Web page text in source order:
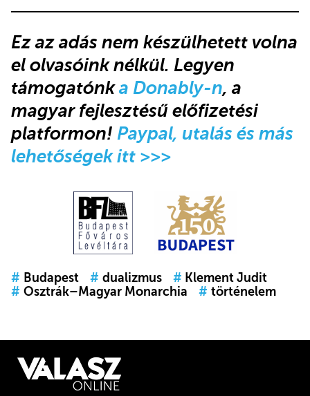
Ez az adás nem készülhetett volna
el olvasóink nélkül. Legyen
támogatónka Donably-n, a
magyar fejlesztésű előfizetési
platformon! Paypal, utalás és más
lehetőségek itt >>>
# Budapest # dualizmus # Klement Judit
# Osztrák–Magyar Monarchia # történelem